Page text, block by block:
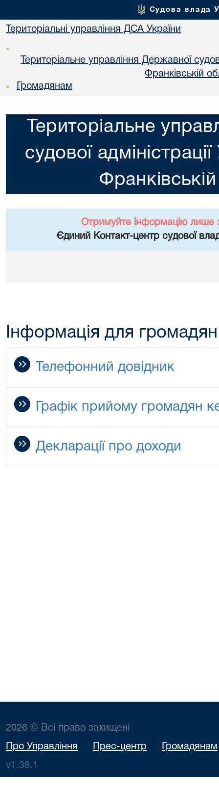
Судова влада
Територіальні управління ДСА України
•
Територіальне управління Державної
Франкiвській
• Громадянам
Територіальне
судової
Отримуйте інформацію лише
Єдиний Контакт-центр судової
Інформація для громадян
Телефонний довідник
Графік прийому громадян
Декларації про доходи
2026 © Всі права захищені
Про Управління Прес-центр Громадянам
v1.38.1